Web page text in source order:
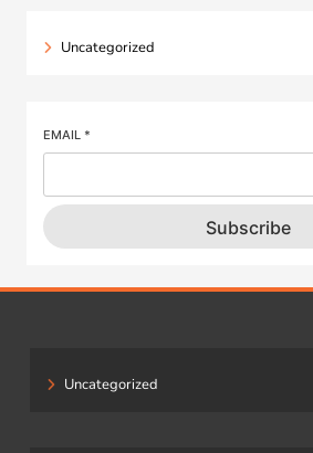
Uncategorized
EMAIL *
Subscribe
Uncategorized